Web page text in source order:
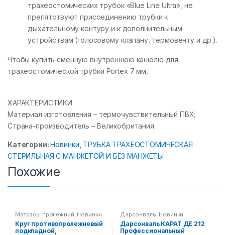
трахеостомических трубок «Blue Line Ultra», не
препятствуют присоединению трубки к
дыхательному контуру и к дополнительным
устройствам (голосовому клапану, термовенту и др.).
Чтобы купить сменную внутреннюю канюлю для
трахеостомической трубки Portex 7 мм,
ХАРАКТЕРИСТИКИ
Материал изготовления – термочувствительный ПВХ;
Страна-производитель – Великобритания.
Категории:Новинки ТРУБКА ТРАХЕОСТОМИЧЕСКАЯ
СТЕРИЛЬНАЯ С МАНЖЕТОЙ И БЕЗ МАНЖЕТЫ
Похожие
Матрасы пролежний, Новинки
Круг противопролежневый
подкладной,
Дарсонваль, Новинки
Дарсонваль КАРАТ ДЕ 212
Профессиональный